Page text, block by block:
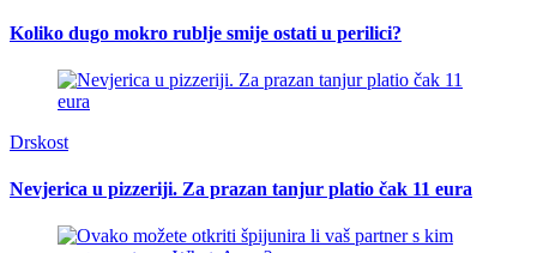
Koliko dugo mokro rublje smije ostati u perilici?
Drskost
Nevjerica u pizzeriji. Za prazan tanjur platio čak 11 eura